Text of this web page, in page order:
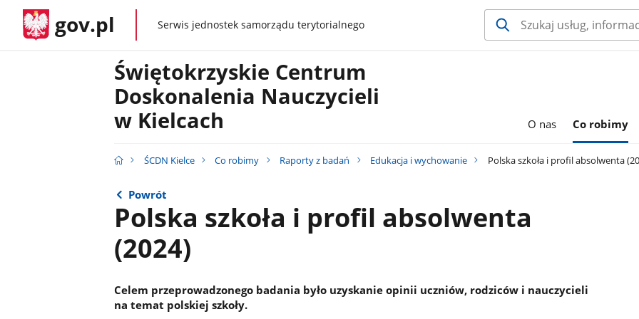
gov.pl gov.plSerwis jednostek samorządu terytorialnego
Świętokrzyskie Centrum
Doskonalenia Nauczycieli
w Kielcach
O nas Co robimy
ŚCDN Kielce Co robimy Raporty z badań Edukacja i wychowanie Polska szkoła i profil absolwenta
Powrót
Polska szkoła i profil absolwenta
(2024)
Celem przeprowadzonego badania było uzyskanie opinii uczniów, rodziców i nauczycieli
na temat polskiej szkoły.